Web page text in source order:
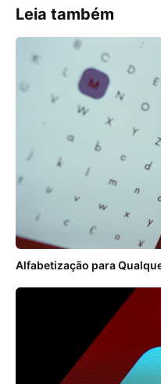
Leia também
Alfabetização para